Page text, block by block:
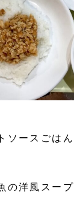
ソースごはん
の洋風スープ